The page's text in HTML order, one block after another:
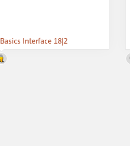
Basics Interface 18|2